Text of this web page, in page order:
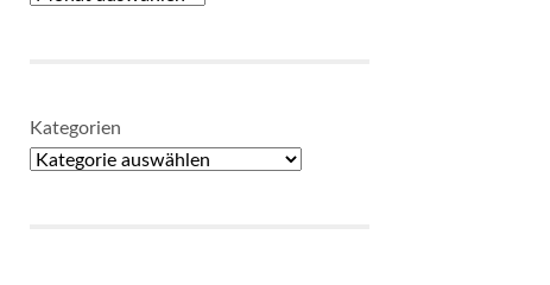
Kategorien